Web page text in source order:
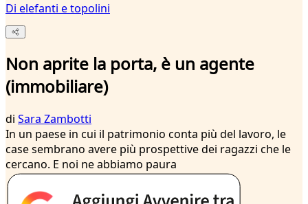
Di elefanti e topolini
Non aprite la porta, è un agente
(immobiliare)
di Sara Zambotti
In un paese in cui il patrimonio conta più del lavoro, le
case sembrano avere più prospettive dei ragazzi che le
cercano. E noi ne abbiamo paura